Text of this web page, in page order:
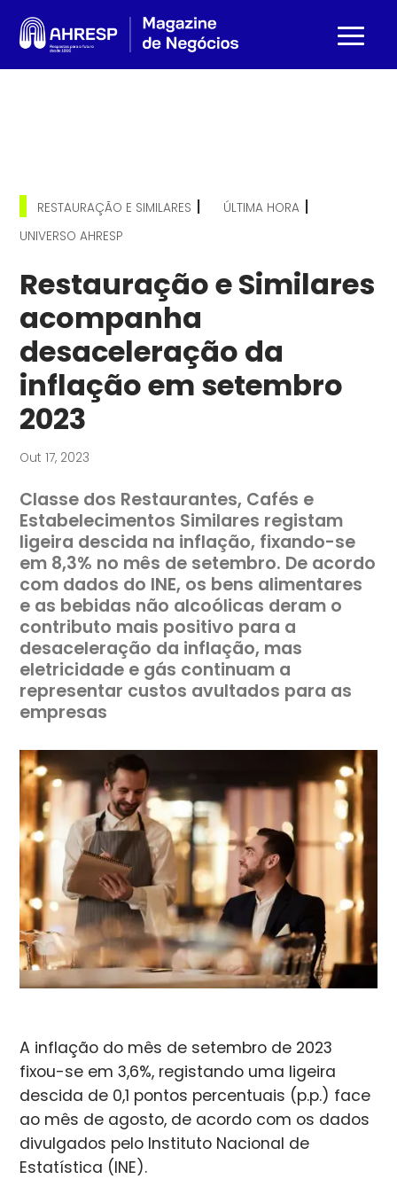
RESTAURAÇÃO E SIMILARES | ÚLTIMA HORA |
UNIVERSO AHRESP
Restauração e Similares
acompanha
desaceleração da
inflação em setembro
2023
Out 17, 2023
Classe dos Restaurantes, Cafés e
Estabelecimentos Similares registam
ligeira descida na inflação, fixando-se
em 8,3% no mês de setembro. De acordo
com dados do INE, os bens alimentares
e as bebidas não alcoólicas deram o
contributo mais positivo para a
desaceleração da inflação, mas
eletricidade e gás continuam a
representar custos avultados para as
empresas
A inflação do mês de setembro de 2023
fixou-se em 3,6%, registando uma ligeira
descida de 0,1 pontos percentuais (p.p.) face
ao mês de agosto, de acordo com os dados
divulgados pelo Instituto Nacional de
Estatística (INE).